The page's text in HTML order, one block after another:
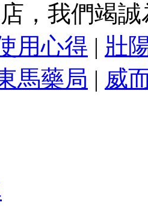
，我們竭
用心得 | 壯
馬藥局 | 威